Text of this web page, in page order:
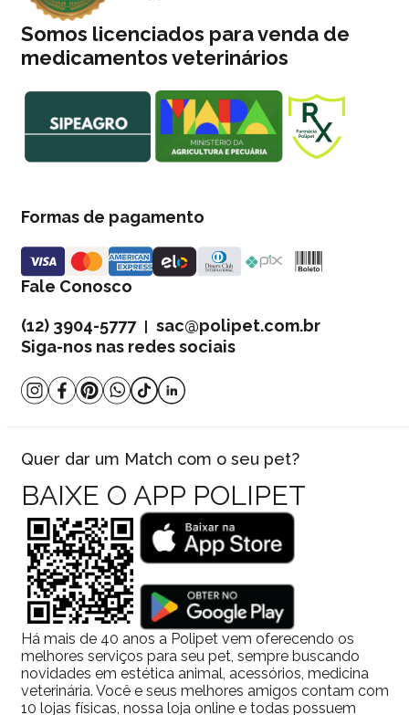
Somos licenciados para venda de
medicamentos veterinários
Formas de pagamento
Fale Conosco
(12) 3904-5777| sac@polipet.com.br
Siga-nos nas redes sociais
Quer dar um Match com o seu pet?
BAIXE O APP POLIPET
Há mais de 40 anos a Polipet vem oferecendo os
melhores serviços para seu pet, sempre buscando
novidades em estética animal, acessórios, medicina
veterinária. Você e seus melhores amigos contam com
10 lojas físicas, nossa loja online e todas possuem